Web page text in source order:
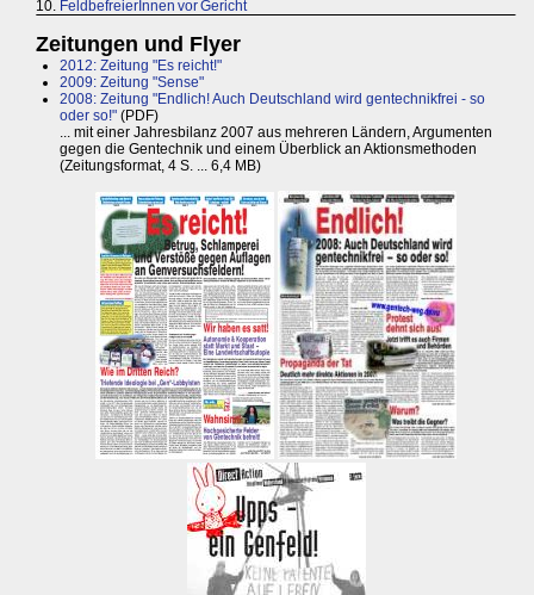
10. FeldbefreierInnen vor Gericht
Zeitungen und Flyer
2012: Zeitung "Es reicht!"
2009: Zeitung "Sense"
2008: Zeitung "Endlich! Auch Deutschland wird gentechnikfrei - so
oder so!" (PDF)
... mit einer Jahresbilanz 2007 aus mehreren Ländern, Argumenten
gegen die Gentechnik und einem Überblick an Aktionsmethoden
(Zeitungsformat, 4 S. ... 6,4 MB)